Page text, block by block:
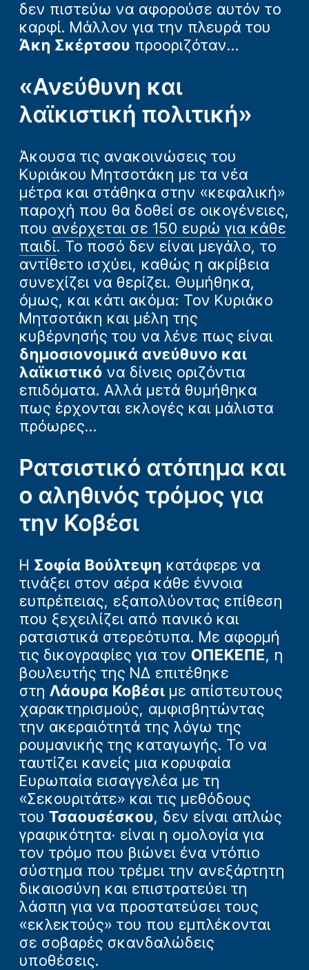
δεν πιστεύω να αφορούσε αυτόν το
καρφί. Μάλλον για την πλευρά του
Άκη Σκέρτσου προοριζόταν…
«Ανεύθυνη και
λαϊκιστική πολιτική»
Άκουσα τις ανακοινώσεις του
Κυριάκου Μητσοτάκη με τα νέα
μέτρα και στάθηκα στην «κεφαλική»
παροχή που θα δοθεί σε οικογένειες,
που ανέρχεται σε 150 ευρώ για κάθε
παιδί. Το ποσό δεν είναι μεγάλο, το
αντίθετο ισχύει, καθώς η ακρίβεια
συνεχίζει να θερίζει. Θυμήθηκα,
όμως, και κάτι ακόμα: Τον Κυριάκο
Μητσοτάκη και μέλη της
κυβέρνησής του να λένε πως είναι
δημοσιονομικά ανεύθυνο και
λαϊκιστικό να δίνεις οριζόντια
επιδόματα. Αλλά μετά θυμήθηκα
πως έρχονται εκλογές και μάλιστα
πρόωρες…
Ρατσιστικό ατόπημα και
ο αληθινός τρόμος για
την Κοβέσι
Η Σοφία Βούλτεψη κατάφερε να
τινάξει στον αέρα κάθε έννοια
ευπρέπειας, εξαπολύοντας επίθεση
που ξεχειλίζει από πανικό και
ρατσιστικά στερεότυπα. Με αφορμή
τις δικογραφίες για τον ΟΠΕΚΕΠΕ, η
βουλευτής της ΝΔ επιτέθηκε
στη Λάουρα Κοβέσι με απίστευτους
χαρακτηρισμούς, αμφισβητώντας
την ακεραιότητά της λόγω της
ρουμανικής της καταγωγής. Το να
ταυτίζει κανείς μια κορυφαία
Ευρωπαία εισαγγελέα με τη
«Σεκουριτάτε» και τις μεθόδους
του Τσαουσέσκου, δεν είναι απλώς
γραφικότητα· είναι η ομολογία για
τον τρόμο που βιώνει ένα ντόπιο
σύστημα που τρέμει την ανεξάρτητη
δικαιοσύνη και επιστρατεύει τη
λάσπη για να προστατεύσει τους
«εκλεκτούς» του που εμπλέκονται
σε σοβαρές σκανδαλώδεις
υποθέσεις.